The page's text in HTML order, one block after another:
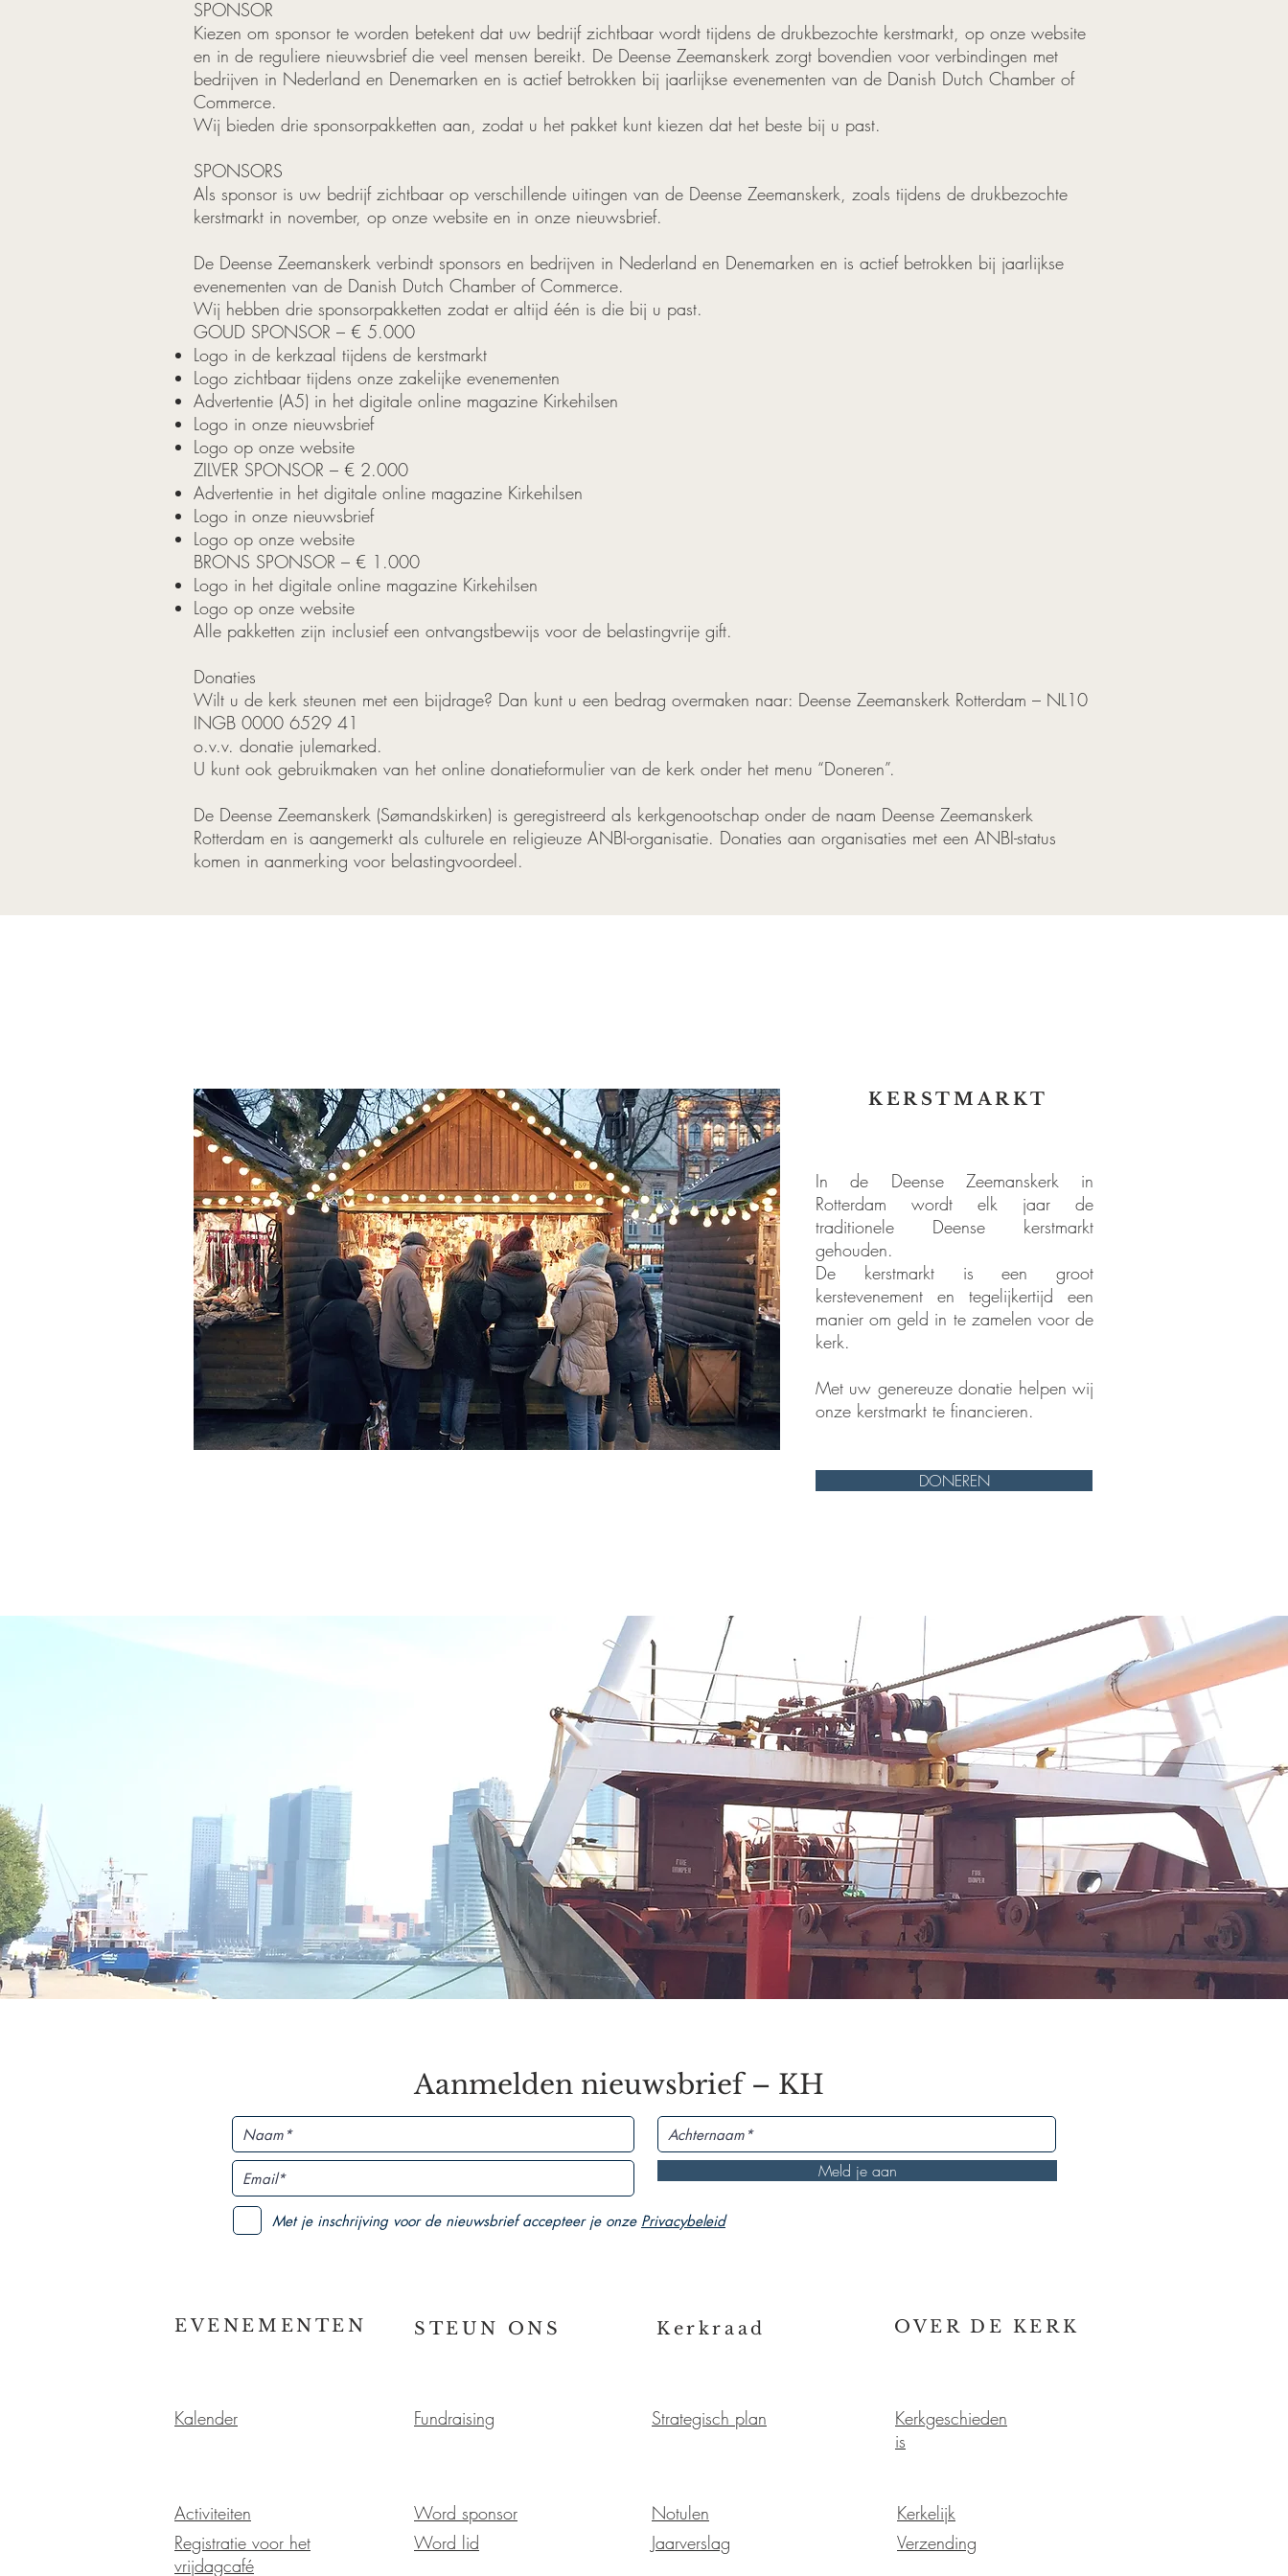
SPONSOR
Kiezen om sponsor te worden betekent dat uw bedrijf zichtbaar wordt tijdens de drukbezochte kerstmarkt, op onze website
en in de reguliere nieuwsbrief die veel mensen bereikt. De Deense Zeemanskerk zorgt bovendien voor verbindingen met
bedrijven in Nederland en Denemarken en is actief betrokken bij jaarlijkse evenementen van de Danish Dutch Chamber of
Commerce.
Wij bieden drie sponsorpakketten aan, zodat u het pakket kunt kiezen dat het beste bij u past.
SPONSORS
Als sponsor is uw bedrijf zichtbaar op verschillende uitingen van de Deense Zeemanskerk, zoals tijdens de drukbezochte
kerstmarkt in november, op onze website en in onze nieuwsbrief.
De Deense Zeemanskerk verbindt sponsors en bedrijven in Nederland en Denemarken en is actief betrokken bij jaarlijkse
evenementen van de Danish Dutch Chamber of Commerce.
Wij hebben drie sponsorpakketten zodat er altijd één is die bij u past.
GOUD SPONSOR – € 5.000
Logo in de kerkzaal tijdens de kerstmarkt
Logo zichtbaar tijdens onze zakelijke evenementen
Advertentie (A5) in het digitale online magazine Kirkehilsen
Logo in onze nieuwsbrief
Logo op onze website
ZILVER SPONSOR – € 2.000
Advertentie in het digitale online magazine Kirkehilsen
Logo in onze nieuwsbrief
Logo op onze website
BRONS SPONSOR – € 1.000
Logo in het digitale online magazine Kirkehilsen
Logo op onze website
Alle pakketten zijn inclusief een ontvangstbewijs voor de belastingvrije gift.
Donaties
Wilt u de kerk steunen met een bijdrage? Dan kunt u een bedrag overmaken naar: Deense Zeemanskerk Rotterdam – NL10
INGB 0000 6529 41
o.v.v. donatie julemarked.
U kunt ook gebruikmaken van het online donatieformulier van de kerk onder het menu “Doneren”.
De Deense Zeemanskerk (Sømandskirken) is geregistreerd als kerkgenootschap onder de naam Deense Zeemanskerk
Rotterdam en is aangemerkt als culturele en religieuze ANBI-organisatie. Donaties aan organisaties met een ANBI-status
komen in aanmerking voor belastingvoordeel.
KERSTMARKT
In de Deense Zeemanskerk in
Rotterdam wordt elk jaar de
traditionele Deense kerstmarkt
gehouden.
De kerstmarkt is een groot
kerstevenement en tegelijkertijd een
manier om geld in te zamelen voor de
kerk.
Met uw genereuze donatie helpen wij
onze kerstmarkt te financieren.
DONEREN
Aanmelden nieuwsbrief – KH
Meld je aan
Met je inschrijving voor de nieuwsbrief accepteer je onze Privacybeleid
EVENEMENTEN STEUN ONS Kerkraad
Kalender
Activiteiten
Registratie voor het
vrijdagcafé
Fundraising
Word sponsor
Word lid
Strategisch plan
Notulen
Jaarverslag
OVER DE KERK
Kerkgeschieden
is
Kerkelijk
Verzending